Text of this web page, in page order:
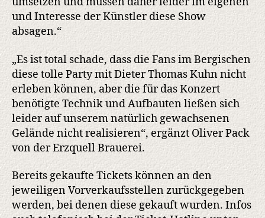
und Interesse der Künstler diese Show
absagen.“
„Es ist total schade, dass die Fans im Bergischen
diese tolle Party mit Dieter Thomas Kuhn nicht
erleben können, aber die für das Konzert
benötigte Technik und Aufbauten ließen sich
leider auf unserem natürlich gewachsenen
Gelände nicht realisieren“, ergänzt Oliver Pack
von der Erzquell Brauerei.
Bereits gekaufte Tickets können an den
jeweiligen Vorverkaufsstellen zurückgegeben
werden, bei denen diese gekauft wurden. Infos